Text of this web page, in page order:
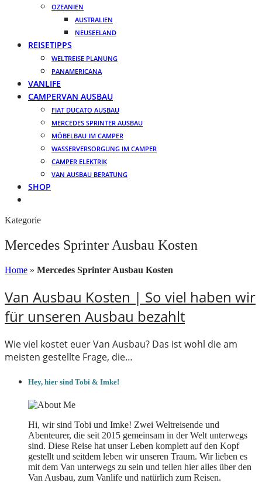
OZEANIEN
AUSTRALIEN
NEUSEELAND
REISETIPPS
WELTREISE PLANUNG
PANAMERICANA
VANLIFE
CAMPERVAN AUSBAU
FIAT DUCATO AUSBAU
MERCEDES SPRINTER AUSBAU
MÖBELBAU IM CAMPER
WASSERVERSORGUNG IM CAMPER
CAMPER ELEKTRIK
VAN AUSBAU BERATUNG
SHOP
Kategorie
Mercedes Sprinter Ausbau Kosten
Home » Mercedes Sprinter Ausbau Kosten
Van Ausbau Kosten | So viel haben wir
für unseren Ausbau bezahlt
Wie viel kostet euer Van Ausbau? Das ist wohl die am
meisten gestellte Frage, die…
Hey, hier sind Tobi & Imke!
Hi, wir sind Tobi und Imke! Zwei Weltreisende und
Abenteurer, die seit 2015 gemeinsam in der Welt unterwegs
sind. Diese Reise hat unser Leben komplett auf den Kopf
gestellt und seitdem leben wir unseren Traum. Wir lieben es
mit dem Van unterwegs zu sein und teilen hier alles über den
Van Ausbau, zum Vanlife und natürlich zum Reisen.